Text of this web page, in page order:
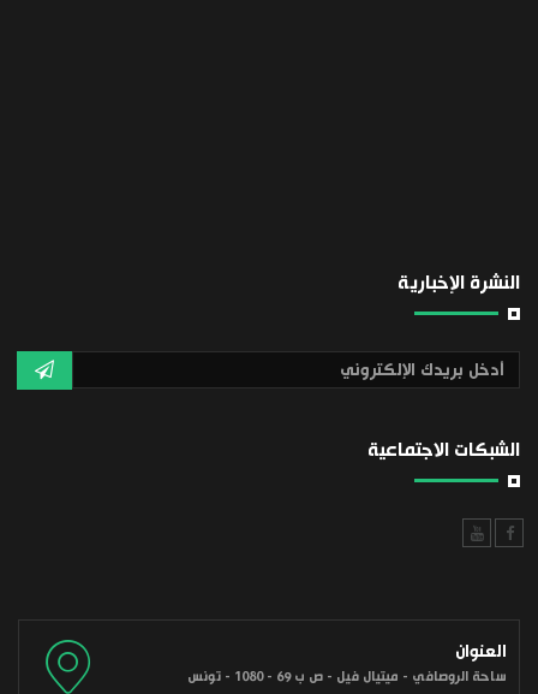
النشرة الإخبارية
الشبكات الاجتماعية
العنوان
ساحة الروصافي - ميتيال فيل - ص ب 69 - 1080 - تونس